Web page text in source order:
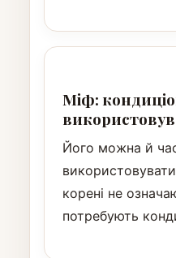
Міф:
Його можна й
корені не
потребують